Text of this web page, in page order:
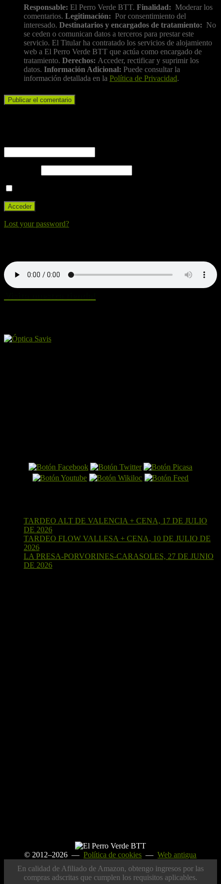
Responsable: El Perro Verde BTT. Finalidad: Moderar los
comentarios. Legitimación: Por consentimiento del
interesado. Destinatarios y encargados de tratamiento: No
se ceden o comunican datos a terceros para prestar este
servicio. El Titular ha contratado los servicios de alojamiento
web a El Perro Verde BTT que actúa como encargado de
tratamiento. Derechos: Acceder, rectificar y suprimir los
datos. Información Adicional: Puede consultar la
información detallada en la Política de Privacidad.
Lost your password?
TARDEO ALT DE VALENCIA + CENA, 17 DE JULIO
DE 2026
TARDEO FLOW VALLESA + CENA, 10 DE JULIO DE
2026
LA PRESA-PORVORINES-CARASOLES, 27 DE JUNIO
DE 2026
© 2012–2026 —Política de cookies —Web antigua
En calidad de Afiliado de Amazon, obtengo ingresos por las
compras adscritas que cumplen los requisitos aplicables.